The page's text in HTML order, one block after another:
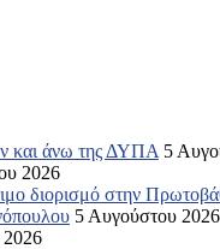
και άνω της ΔΥΠΑ 5
2026
διορισμό στην
5 Αυγούστου 2026